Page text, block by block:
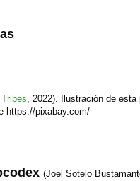
2022). Ilustración de esta
https://pixabay.com/
(Joel Sotelo